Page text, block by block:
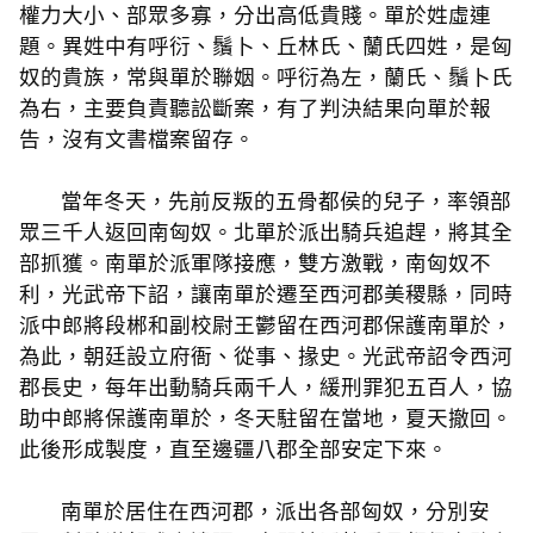
權力大小、部眾多寡，分出高低貴賤。單於姓虛連
題。異姓中有呼衍、鬚卜、丘林氏、蘭氏四姓，是匈
奴的貴族，常與單於聯姻。呼衍為左，蘭氏、鬚卜氏
為右，主要負責聽訟斷案，有了判決結果向單於報
告，沒有文書檔案留存。
當年冬天，先前反叛的五骨都侯的兒子，率領部
眾三千人返回南匈奴。北單於派出騎兵追趕，將其全
部抓獲。南單於派軍隊接應，雙方激戰，南匈奴不
利，光武帝下詔，讓南單於遷至西河郡美稷縣，同時
派中郎將段郴和副校尉王鬱留在西河郡保護南單於，
為此，朝廷設立府衙、從事、掾史。光武帝詔令西河
郡長史，每年出動騎兵兩千人，緩刑罪犯五百人，協
助中郎將保護南單於，冬天駐留在當地，夏天撤回。
此後形成製度，直至邊疆八郡全部安定下來。
南單於居住在西河郡，派出各部匈奴，分別安